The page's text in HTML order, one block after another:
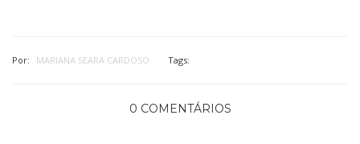
Por: MARIANA SEARA CARDOSO Tags:
0 COMENTÁRIOS